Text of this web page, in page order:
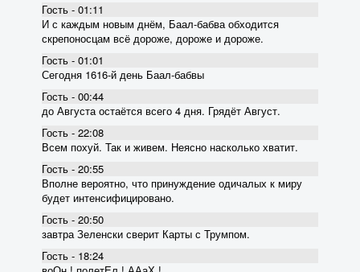
Гость - 01:11
И с каждым новым днём, Баал-бабва обходится
скрепоносцам всё дороже, дороже и дороже.
Гость - 01:01
Сегодня 1616-й день Баал-бабвы
Гость - 00:44
до Августа остаётся всего 4 дня. Грядёт Август.
Гость - 22:08
Всем похуй. Так и живем. Неясно насколько хватит.
Гость - 20:55
Вполне вероятно, что принуждение одичалых к миру
будет интенсифицировано.
Гость - 20:50
завтра Зеленски сверит Карты с Трумпом.
Гость - 18:24